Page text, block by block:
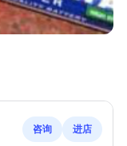
咨询 进店